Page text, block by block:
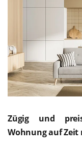
Zügig und
Wohnung auf Zeit